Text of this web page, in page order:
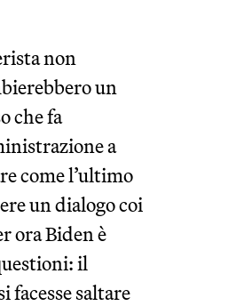
non
un
che fa
a
come l’ultimo
un dialogo coi
ora Biden è
il
facesse saltare